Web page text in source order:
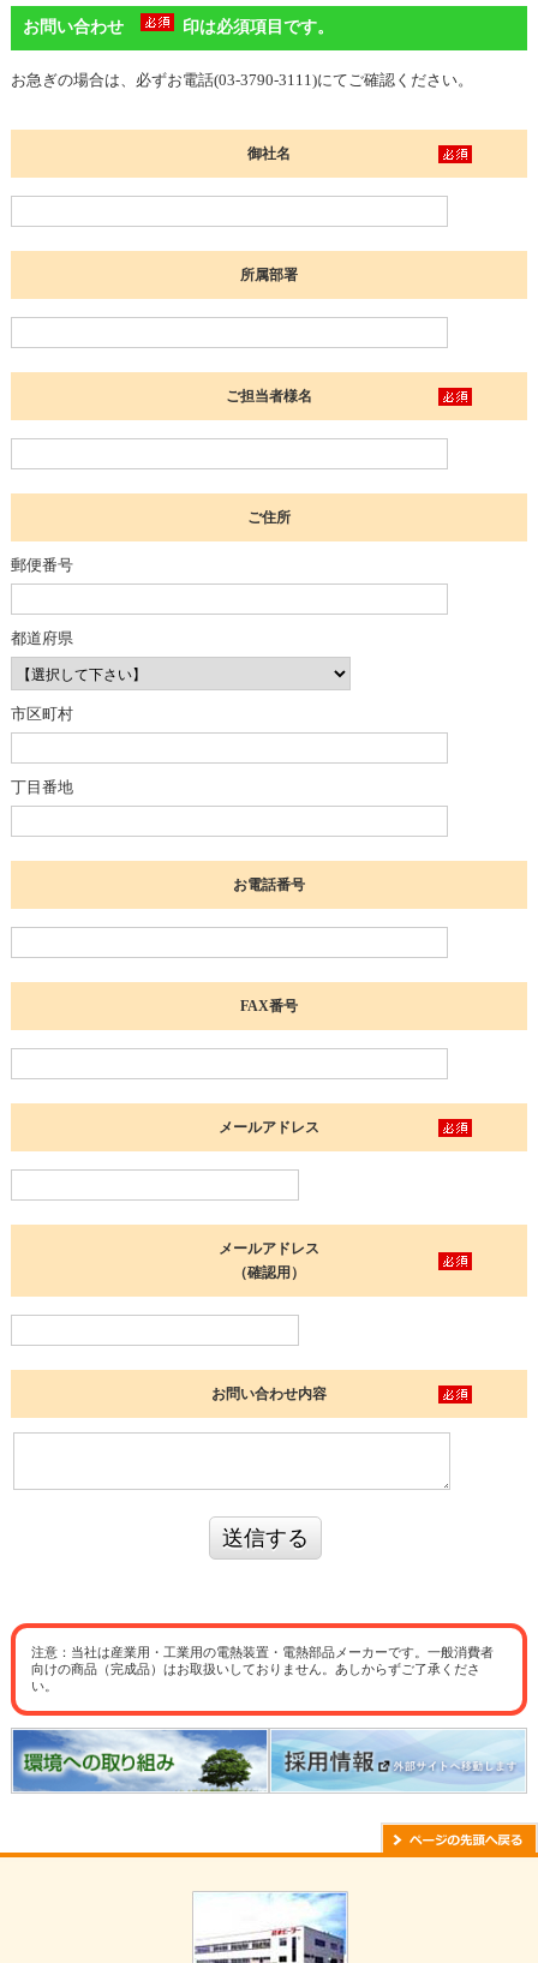
お問い合わせ 印は必須項目です。
お急ぎの場合は、必ずお電話(03-3790-3111)にてご確認ください。
御社名
所属部署
ご担当者様名
ご住所
郵便番号
都道府県
市区町村
丁目番地
お電話番号
FAX番号
メールアドレス
メールアドレス
（確認用）
お問い合わせ内容
送信する
注意：当社は産業用・工業用の電熱装置・電熱部品メーカーです。一般消費者
向けの商品（完成品）はお取扱いしておりません。あしからずご了承くださ
い。